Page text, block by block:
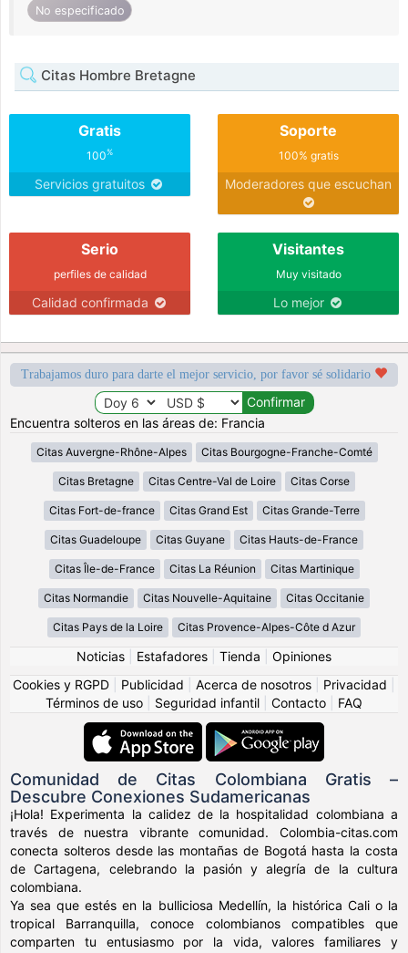
No especificado
Citas Hombre Bretagne
Gratis
100%
Servicios gratuitos
Soporte
100% gratis
Moderadores que escuchan
Serio
perfiles de calidad
Calidad confirmada
Visitantes
Muy visitado
Lo mejor
Trabajamos duro para darte el mejor servicio, por favor sé solidario
Encuentra solteros en las áreas de: Francia
Citas Auvergne-Rhône-Alpes Citas Bourgogne-Franche-Comté
Citas Bretagne Citas Centre-Val de Loire Citas Corse
Citas Fort-de-france Citas Grand Est Citas Grande-Terre
Citas Guadeloupe Citas Guyane Citas Hauts-de-France
Citas Île-de-France Citas La Réunion Citas Martinique
Citas Normandie Citas Nouvelle-Aquitaine Citas Occitanie
Citas Pays de la Loire Citas Provence-Alpes-Côte d Azur
Noticias Estafadores Tienda
Opiniones
Cookies y RGPD
Publicidad Acerca de nosotros Privacidad
Términos de uso
Seguridad infantil Contacto FAQ
Comunidad de Citas Colombiana Gratis –
Descubre Conexiones Sudamericanas
¡Hola! Experimenta la calidez de la hospitalidad colombiana a
través de nuestra vibrante comunidad. Colombia-citas.com
conecta solteros desde las montañas de Bogotá hasta la costa
de Cartagena, celebrando la pasión y alegría de la cultura
colombiana.
Ya sea que estés en la bulliciosa Medellín, la histórica Cali o la
tropical Barranquilla, conoce colombianos compatibles que
comparten tu entusiasmo por la vida, valores familiares y